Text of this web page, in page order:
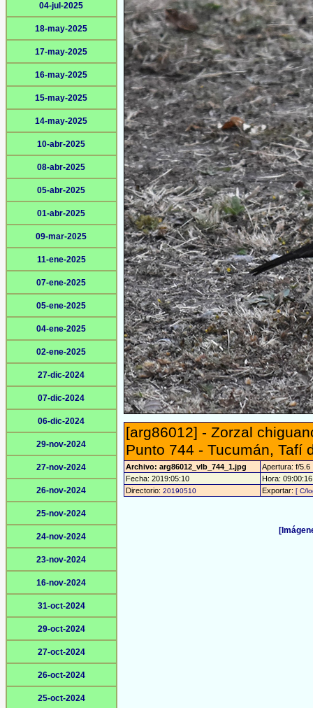
04-jul-2025
18-may-2025
17-may-2025
16-may-2025
15-may-2025
14-may-2025
10-abr-2025
08-abr-2025
05-abr-2025
01-abr-2025
09-mar-2025
11-ene-2025
07-ene-2025
05-ene-2025
04-ene-2025
02-ene-2025
27-dic-2024
07-dic-2024
06-dic-2024
29-nov-2024
27-nov-2024
26-nov-2024
25-nov-2024
24-nov-2024
23-nov-2024
16-nov-2024
31-oct-2024
29-oct-2024
27-oct-2024
26-oct-2024
25-oct-2024
[arg86012] - Zorzal
Punto 744 - Tucumán, Tafí
Archivo: arg86012_vlb_744_1.jpg
Apertura: f/5.6
Fecha: 2019:05:10
Hora:
Directorio: 20190510 Exportar: [ C/